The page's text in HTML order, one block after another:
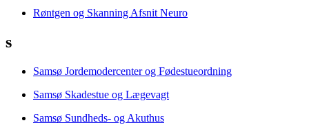
Røntgen og Skanning Afsnit Neuro
s
Samsø Jordemodercenter og Fødestueordning
Samsø Skadestue og Lægevagt
Samsø Sundheds- og Akuthus